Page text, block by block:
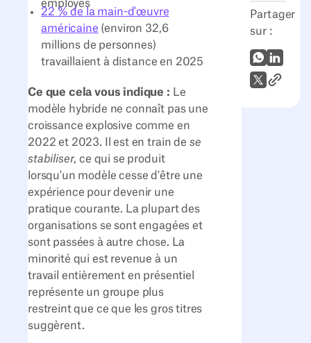
Partager
sur :
WhatsApp
X (Twitter)
Lien
employés
22 % de la main-d'œuvre
américaine (environ 32,6
millions de personnes)
travaillaient à distance en 2025
Ce que cela vous indique : Le
modèle hybride ne connaît pas une
croissance explosive comme en
2022 et 2023. Il est en train de se
stabiliser, ce qui se produit
lorsqu'un modèle cesse d'être une
expérience pour devenir une
pratique courante. La plupart des
organisations se sont engagées et
sont passées à autre chose. La
minorité qui est revenue à un
travail entièrement en présentiel
représente un groupe plus
restreint que ce que les gros titres
suggèrent.